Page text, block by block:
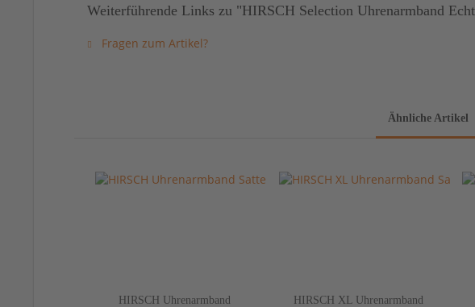
Weiterführende Links zu "HIRSCH Selection Uhrenarmband
Fragen zum Artikel?
Ähnliche Artikel
HIRSCH Uhrenarmband
HIRSCH XL Uhrenarmband